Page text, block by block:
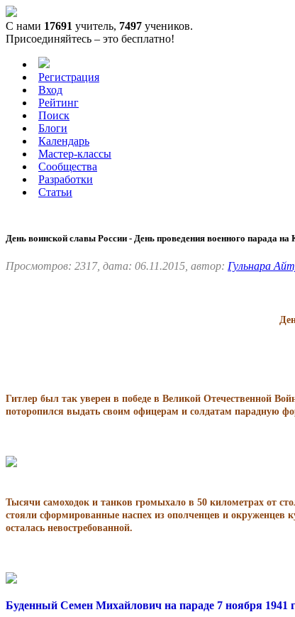
С нами 17691 учитель, 7497 учеников.
Присоединяйтесь – это бесплатно!
Регистрация
Вход
Рейтинг
Поиск
Блоги
Календарь
Мастер-классы
Сообщества
Разработки
Статьи
День воинской славы России - День проведения военного парада
Просмотров: 2317, дата: 06.11.2015, автор: Гульнара
Гитлер был так уверен в победе в Великой Отечественной
поторопился выдать своим офицерам и солдатам парадную
Тысячи самоходок и танков громыхало в 50 километрах от
стояли сформированные наспех из ополченцев и
осталась невостребованной.
Буденный Семен Михайлович на параде 7 ноября 1941